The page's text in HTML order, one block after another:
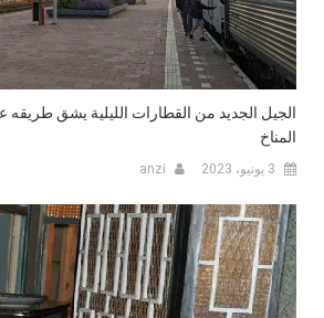
الجيل الجديد من القطارات الليلية يشق طريقه
المناخ
3 يونيو، 2023 anzi